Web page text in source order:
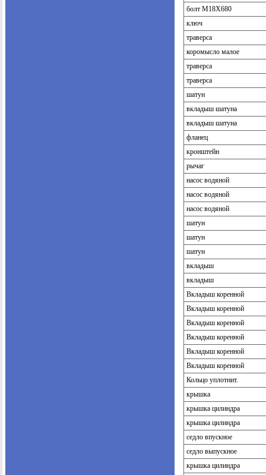
болт М18Х680
ключ
траверса
коромысло малое
траверса
траверса
шатун
вкладыш шатуна
вкладыш шатуна
фланец
кронштейн
рычаг
насос водяной
насос водяной
насос водяной
шатун
шатун
шатун
вкладыш
вкладыш
Вкладыш коренной
Вкладыш коренной
Вкладыш коренной
Вкладыш коренной
Вкладыш коренной
Вкладыш коренной
Кольцо уплотнит.
крышка
крышка цилиндра
крышка цилиндра
седло впускное
седло выпускное
крышка цилиндра